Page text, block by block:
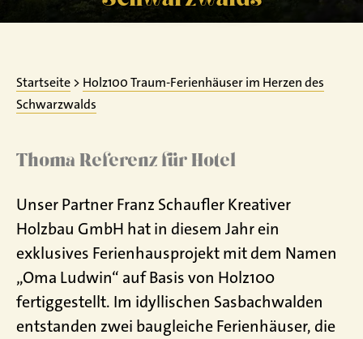
Startseite > Holz100 Traum-Ferienhäuser im Herzen des
Schwarzwalds
Thoma Referenz für Hotel
Unser Partner Franz Schaufler Kreativer
Holzbau GmbH hat in diesem Jahr ein
exklusives Ferienhausprojekt mit dem Namen
„Oma Ludwin“ auf Basis von Holz100
fertiggestellt. Im idyllischen Sasbachwalden
entstanden zwei baugleiche Ferienhäuser, die